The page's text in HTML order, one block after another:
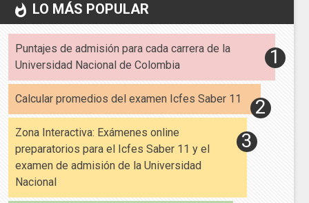
whatshot LO MÁS POPULAR
Puntajes de admisión para cada carrera de la
Universidad Nacional de Colombia
Calcular promedios del examen Icfes Saber 11
Zona Interactiva: Exámenes online
preparatorios para el Icfes Saber 11 y el
examen de admisión de la Universidad
Nacional